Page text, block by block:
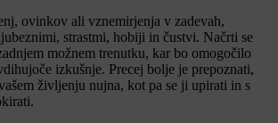
ovinkov ali vznemirjenja v zadevah,
strastmi, hobiji in čustvi. Načrti se
možnem trenutku, kar bo omogočilo
izkušnje. Precej bolje je prepoznati,
življenju nujna, kot pa se ji upirati in s